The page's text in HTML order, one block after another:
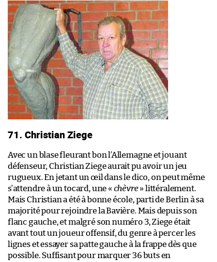
71. Christian Ziege
Avec un blase fleurant bon l’Allemagne et jouant
défenseur, Christian Ziege aurait pu avoir un jeu
rugueux. En jetant un œil dans le dico, on peut même
s’attendre à un tocard, une « chèvre» littéralement.
Mais Christian a été à bonne école, parti de Berlin à sa
majorité pour rejoindre la Bavière. Mais depuis son
flanc gauche, et malgré son numéro 3, Ziege était
avant tout un joueur offensif, du genre à percer les
lignes et essayer sa patte gauche à la frappe dès que
possible. Suffisant pour marquer 36 buts en